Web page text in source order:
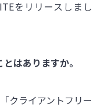
をリリースしまし
はありますか。
クライアントフリー